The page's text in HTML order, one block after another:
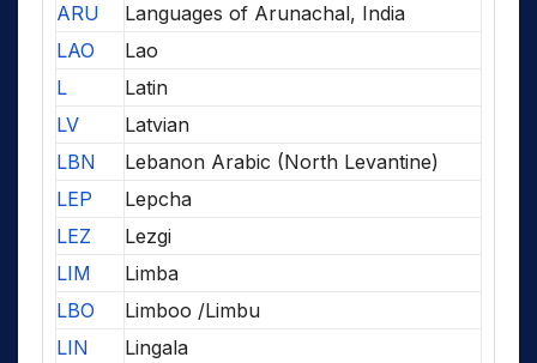
ARU
Languages of Arunachal, India
LAO
Lao
L
Latin
LV
Latvian
LBN
Lebanon Arabic (North Levantine)
LEP
Lepcha
LEZ
Lezgi
LIM
Limba
LBO
Limboo /Limbu
LIN
Lingala